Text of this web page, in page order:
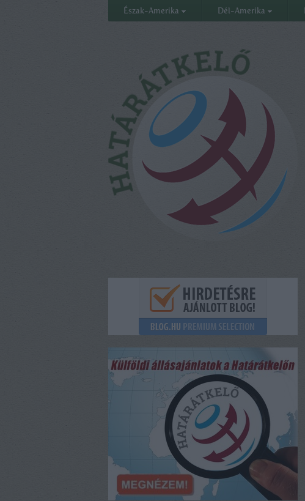
Észak-Amerika Dél-Amerika